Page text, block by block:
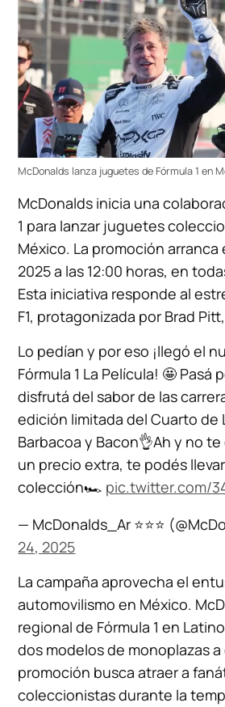
McDonalds lanza juguetes de Fórmula 1 en
McDonalds inicia una
1 para lanzar juguetes
México. La promoción arranca
2025 a las 12:00 horas, en
Esta iniciativa responde al
F1, protagonizada por Brad
Lo pedían y por eso ¡llegó el
Fórmula 1 La Película! 🤩 Pasá
disfrutá del sabor de las
edición limitada del Cuarto de
Barbacoa y Bacon👌Ah y no
un precio extra, te podés
colección🏎️ pic.twitter.com/
— McDonalds_Ar ⭐⭐⭐
24, 2025
La campaña aprovecha el
automovilismo en México.
regional de Fórmula 1 en
dos modelos de monoplazas a
promoción busca atraer a
coleccionistas durante la